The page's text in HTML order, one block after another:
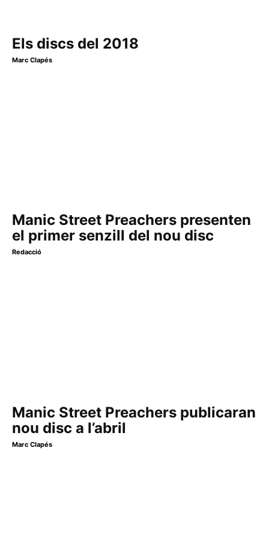
Els discs del 2018
Marc Clapés
Manic Street Preachers presenten
el primer senzill del nou disc
Redacció
Manic Street Preachers publicaran
nou disc a l’abril
Marc Clapés